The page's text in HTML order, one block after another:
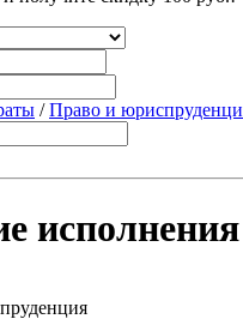
/Право и